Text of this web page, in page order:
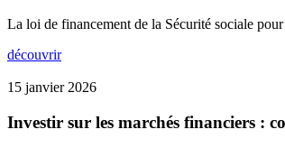
La loi de financement de la Sécurité sociale
découvrir
15 janvier 2026
Investir sur les marchés financiers :